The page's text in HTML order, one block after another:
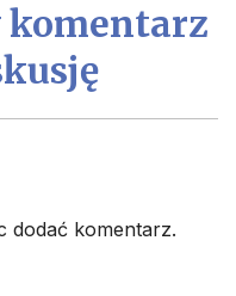
komentarz
dodać komentarz.